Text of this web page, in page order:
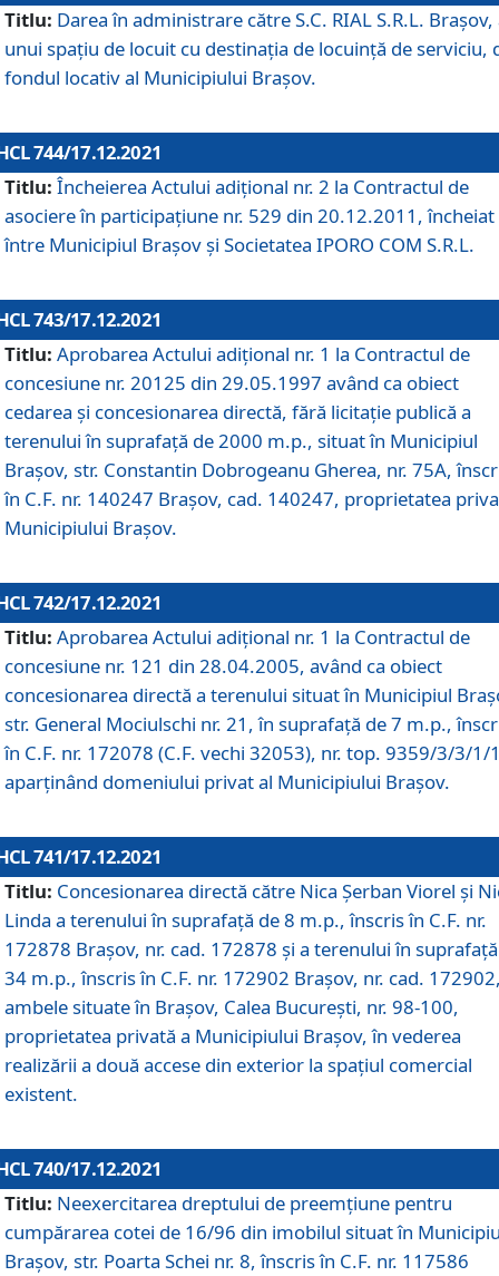
Titlu: Darea în administrare către S.C. RIAL S.R.L. Brașov,
unui spațiu de locuit cu destinația de locuință de serviciu,
fondul locativ al Municipiului Brașov.
744/17.12.2021
Titlu: Încheierea Actului adițional nr. 2 la Contractul de
asociere în participațiune nr. 529 din 20.12.2011, încheiat
între Municipiul Brașov și Societatea IPORO COM S.R.L.
743/17.12.2021
Titlu: Aprobarea Actului adiţional nr. 1 la Contractul de
concesiune nr. 20125 din 29.05.1997 având ca obiect
cedarea și concesionarea directă, fără licitație publică a
terenului în suprafață de 2000 m.p., situat în Municipiul
Brașov, str. Constantin Dobrogeanu Gherea, nr. 75A,
în C.F. nr. 140247 Brașov, cad. 140247, proprietatea
Municipiului Brașov.
742/17.12.2021
Titlu: Aprobarea Actului adiţional nr. 1 la Contractul de
concesiune nr. 121 din 28.04.2005, având ca obiect
concesionarea directă a terenului situat în Municipiul
str. General Mociulschi nr. 21, în suprafață de 7 m.p.,
în C.F. nr. 172078 (C.F. vechi 32053), nr. top. 9359/3/3/1/
aparținând domeniului privat al Municipiului Brașov.
741/17.12.2021
Titlu: Concesionarea directă către Nica Șerban Viorel și
Linda a terenului în suprafață de 8 m.p., înscris în C.F. nr.
172878 Brașov, nr. cad. 172878 și a terenului în
34 m.p., înscris în C.F. nr. 172902 Brașov, nr. cad.
ambele situate în Brașov, Calea București, nr. 98-100,
proprietatea privată a Municipiului Brașov, în vederea
realizării a două accese din exterior la spațiul comercial
existent.
740/17.12.2021
Titlu: Neexercitarea dreptului de preemţiune pentru
cumpărarea cotei de 16/96 din imobilul situat în
Braşov, str. Poarta Schei nr. 8, înscris în C.F. nr. 117586